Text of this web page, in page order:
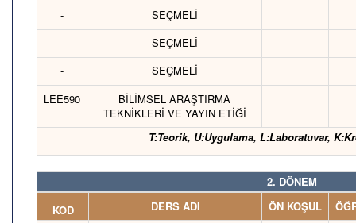
-
SEÇMELİ
-
SEÇMELİ
-
SEÇMELİ
LEE590
BİLİMSEL ARAŞTIRMA
TEKNİKLERİ VE YAYIN ETİĞİ
T:Teorik, U:Uygulama, L:Laboratuvar,
2. DÖNEM
KOD
DERS ADI ÖN KOŞUL